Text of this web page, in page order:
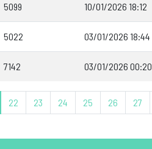
5099 10/01/2026 18:12
5022 03/01/2026 18:44
7142 03/01/2026 00:20
22 23 24 25 26 27